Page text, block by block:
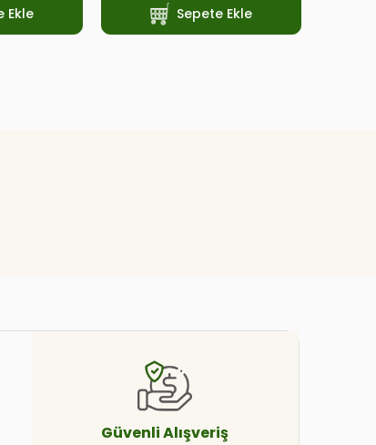
Ekle Sepete Ekle
GüvenliAlışveriş